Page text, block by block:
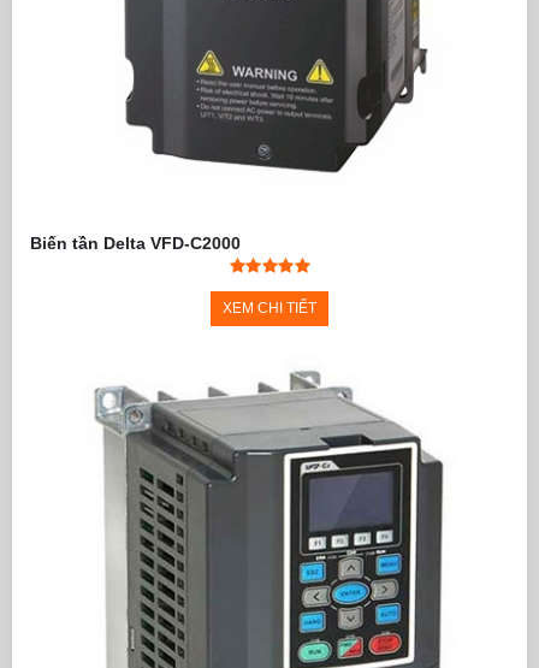
Biến tần Delta VFD-C2000
XEM CHI TIẾT